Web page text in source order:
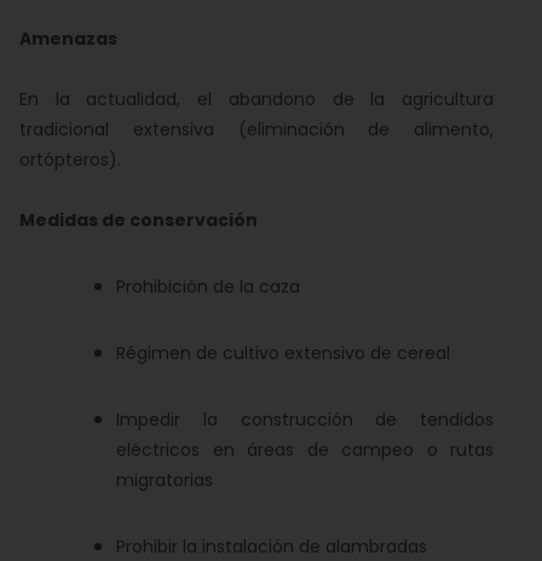
Amenazas
En la actualidad, el abandono de la agricultura
tradicional extensiva (eliminación de alimento,
ortópteros).
Medidas de conservación
Prohibición de la caza
Régimen de cultivo extensivo de cereal
Impedir la construcción de tendidos
eléctricos en áreas de campeo o rutas
migratorias
Prohibir la instalación de alambradas